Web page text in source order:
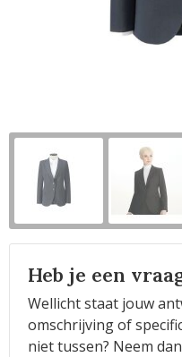
Heb je een
Wellicht staat jouw
omschrijving of
niet tussen? Neem